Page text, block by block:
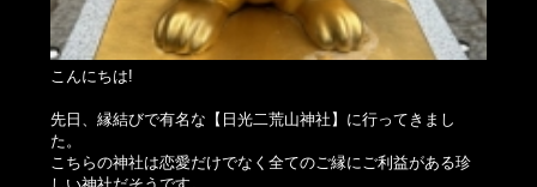
こんにちは!
先日、縁結びで有名な【日光二荒山神社】に行ってきまし
た。
こちらの神社は恋愛だけでなく全てのご縁にご利益がある珍